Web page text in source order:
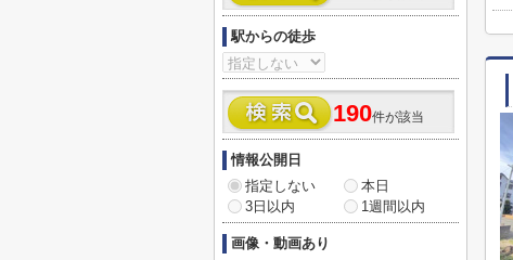
駅からの徒歩
190件が該当
情報公開日
指定しない
本日
3日以内
1週間以内
画像・動画あり